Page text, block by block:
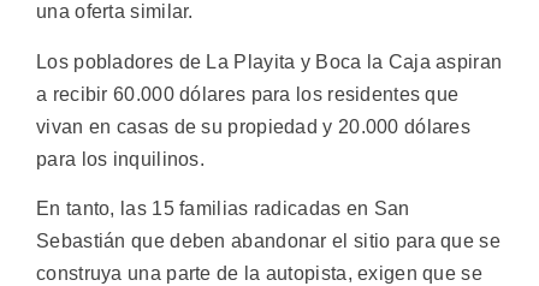
una oferta similar.
Los pobladores de La Playita y Boca la Caja aspiran
a recibir 60.000 dólares para los residentes que
vivan en casas de su propiedad y 20.000 dólares
para los inquilinos.
En tanto, las 15 familias radicadas en San
Sebastián que deben abandonar el sitio para que se
construya una parte de la autopista, exigen que se